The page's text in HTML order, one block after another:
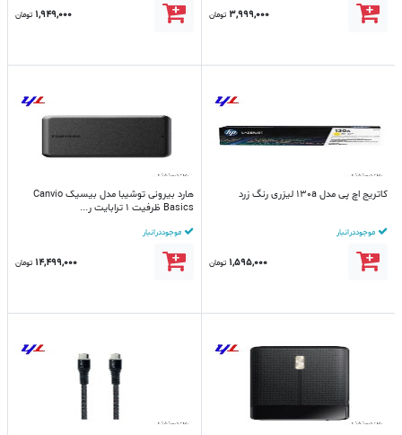
3,999,000 تومان 1,949,000 تومان
کاتریج اچ پی مدل 130a لیزری رنگ زرد
موجود در انبار
1,595,000 تومان
هارد بیرونی توشیبا مدل بیسیک Canvio
Basics ظرفیت 1 ترابایت ر...
موجود در انبار
14,499,000 تومان